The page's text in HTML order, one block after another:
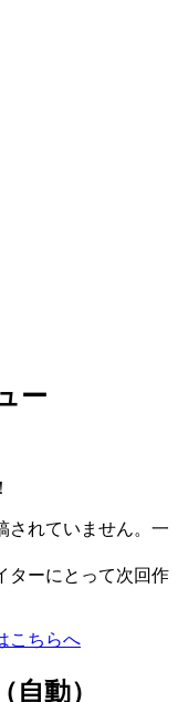
ー
されていません。一
ターにとって次回作
こちらへ
動）